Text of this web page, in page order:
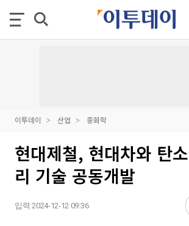
이투데이 산업 중화학
현대제철, 현대차와 탄
리 기술 공동개발
입력 2024-12-12 09:36